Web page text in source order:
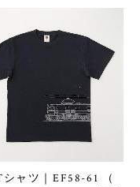
ャツ｜EF58-61 （